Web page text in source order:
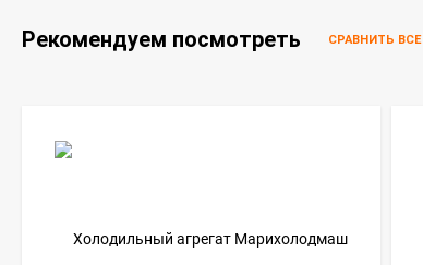
Рекомендуем посмотреть СРАВНИТЬ ВСЕ